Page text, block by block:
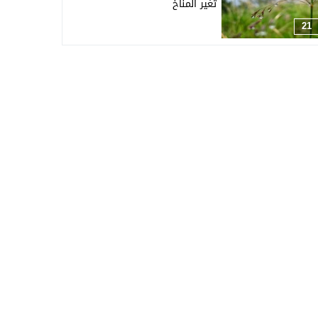
21
تغير المناخ